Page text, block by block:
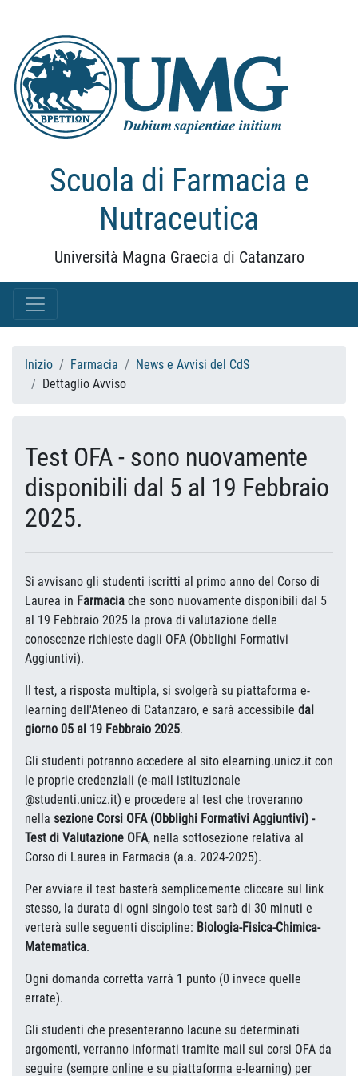
Scuola di Farmacia e
Nutraceutica
Università Magna Graecia di Catanzaro
Inizio Farmacia
News e Avvisi del CdS
Dettaglio Avviso
Test OFA - sono nuovamente
disponibili dal 5 al 19 Febbraio
2025.
Si avvisano gli studenti iscritti al primo anno del Corso di
Laurea in Farmacia che sono nuovamente disponibili dal 5
al 19 Febbraio 2025 la prova di valutazione delle
conoscenze richieste dagli OFA (Obblighi Formativi
Aggiuntivi).
Il test, a risposta multipla, si svolgerà su piattaforma e-
learning dell'Ateneo di Catanzaro, e sarà accessibile dal
giorno 05 al 19 Febbraio 2025.
Gli studenti potranno accedere al sito elearning.unicz.it con
le proprie credenziali (e-mail istituzionale
@studenti.unicz.it) e procedere al test che troveranno
nella sezione Corsi OFA (Obblighi Formativi Aggiuntivi) -
Test di Valutazione OFA, nella sottosezione relativa al
Corso di Laurea in Farmacia (a.a. 2024-2025).
Per avviare il test basterà semplicemente cliccare sul link
stesso, la durata di ogni singolo test sarà di 30 minuti e
verterà sulle seguenti discipline: Biologia-Fisica-Chimica-
Matematica.
Ogni domanda corretta varrà 1 punto (0 invece quelle
errate).
Gli studenti che presenteranno lacune su determinati
argomenti, verranno informati tramite mail sui corsi OFA da
seguire (sempre online e su piattaforma e-learning) per